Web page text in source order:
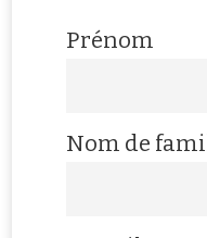
Prénom
Nom de